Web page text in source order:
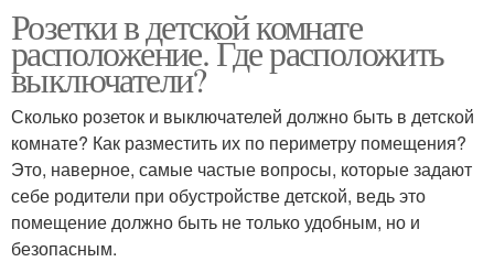
Розетки в детской комнате
расположение. Где расположить
выключатели?
Сколько розеток и выключателей должно быть в детской
комнате? Как разместить их по периметру помещения?
Это, наверное, самые частые вопросы, которые задают
себе родители при обустройстве детской, ведь это
помещение должно быть не только удобным, но и
безопасным.